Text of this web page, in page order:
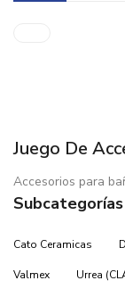
Juego De
Accesorios para
Subcategorías
Cato Ceramicas
Valmex Urrea